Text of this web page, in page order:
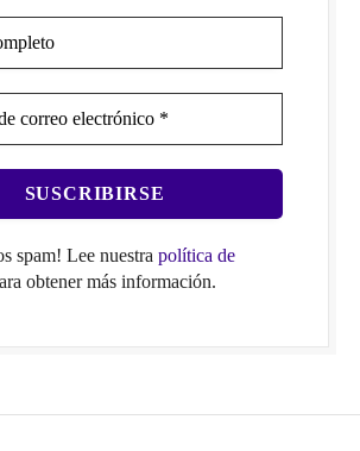
spam! Lee nuestra política de
obtener más información.